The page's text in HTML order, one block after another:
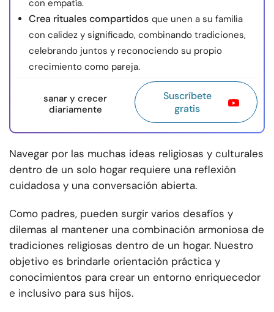
con empatía.
Crea rituales compartidos que unen a su familia
con calidez y significado, combinando tradiciones,
celebrando juntos y reconociendo su propio
crecimiento como pareja.
sanar y crecer
diariamente
Suscríbete
gratis
Navegar por las muchas ideas religiosas y culturales
dentro de un solo hogar requiere una reflexión
cuidadosa y una conversación abierta.
Como padres, pueden surgir varios desafíos y
dilemas al mantener una combinación armoniosa de
tradiciones religiosas dentro de un hogar. Nuestro
objetivo es brindarle orientación práctica y
conocimientos para crear un entorno enriquecedor
e inclusivo para sus hijos.